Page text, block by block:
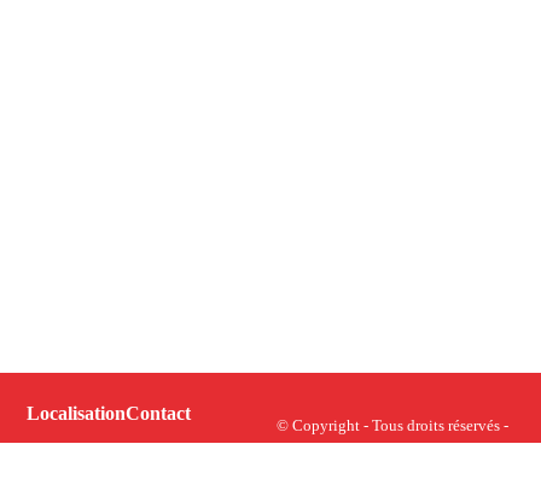
LocalisationContact
© Copyright - Tous droits réservés -